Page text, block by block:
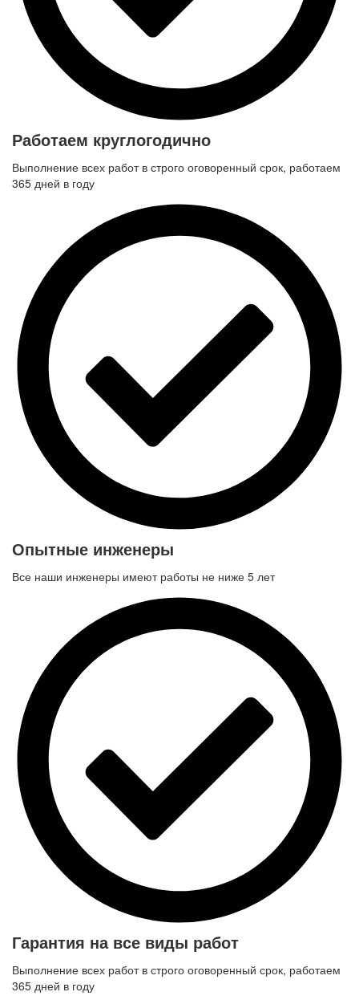
Работаем круглогодично
Выполнение всех работ в строго оговоренный срок, работаем
365 дней в году
Опытные инженеры
Все наши инженеры имеют работы не ниже 5 лет
Гарантия на все виды работ
Выполнение всех работ в строго оговоренный срок, работаем
365 дней в году